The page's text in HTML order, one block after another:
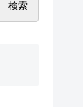
検索